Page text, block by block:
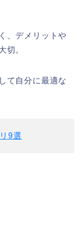
、デメリットや
切。
て自分に最適な
9選